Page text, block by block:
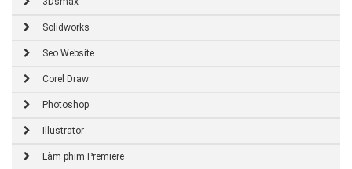
Solidworks
Seo Website
Corel Draw
Photoshop
Illustrator
Làm phim Premiere